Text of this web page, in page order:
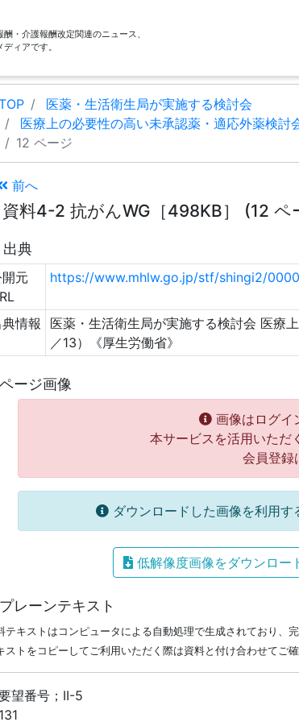
・介護報酬改定関連のニュース、
ィアです。
医薬・生活衛生局が実施する検討会
医療上の必要性の高い未承認薬・適応外薬検討
12 ページ
前へ
資料4-2 抗がんWG［498KB］ (12 ペ
出典
元
https://www.mhlw.go.jp/stf/shingi2/
情報
医薬・生活衛生局が実施する検討会 医
／13）《厚生労働省》
ージ画像
画像はログイ
本サービスを活用いただ
会員登録
ダウンロードした画像を利用す
低解像度画像をダウンロー
プレーンテキスト
テキストはコンピュータによる自動処理で生成されており、
ストをコピーしてご利用いただく際は資料と付け合わせてご確
望番号；II-5
131